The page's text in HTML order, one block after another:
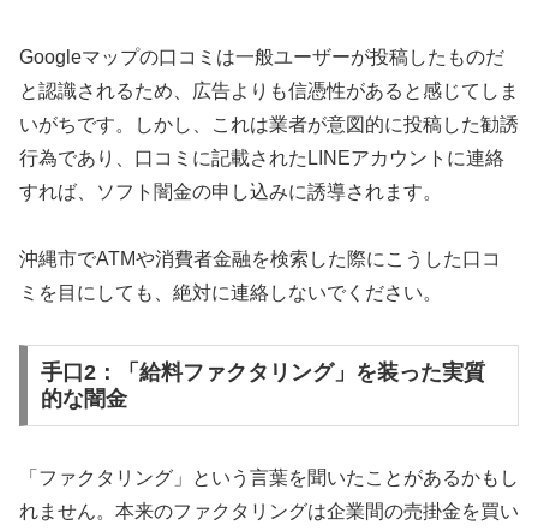
Googleマップの口コミは一般ユーザーが投稿したものだ
と認識されるため、広告よりも信憑性があると感じてしま
いがちです。しかし、これは業者が意図的に投稿した勧誘
行為であり、口コミに記載されたLINEアカウントに連絡
すれば、ソフト闇金の申し込みに誘導されます。
沖縄市でATMや消費者金融を検索した際にこうした口コ
ミを目にしても、絶対に連絡しないでください。
手口2：「給料ファクタリング」を装った実質
的な闇金
「ファクタリング」という言葉を聞いたことがあるかもし
れません。本来のファクタリングは企業間の売掛金を買い